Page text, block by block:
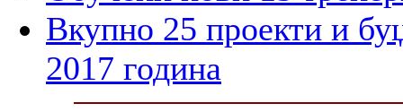
Вкупно 25 проекти и
2017 година